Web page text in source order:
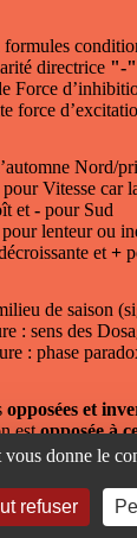
directrice "-"
Force
force
Nord/
Vitesse car
et - pour Sud
pour lenteur ou
et +
de saison
: sens des
: phase
opposées et
estopposée à
naturelle
recréatrice
(V+) / petite
mineure :
donne le
refuser